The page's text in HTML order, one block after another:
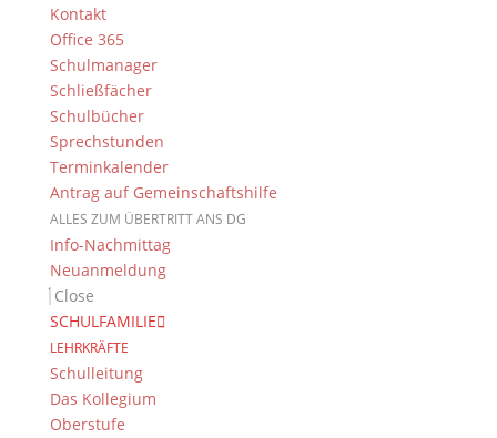
Kontakt
Office 365
Schulmanager
Schließfächer
Schulbücher
Sprechstunden
Terminkalender
Antrag auf Gemeinschaftshilfe
ALLES ZUM ÜBERTRITT ANS DG
Info-Nachmittag
Neuanmeldung
Close
SCHULFAMILIE
LEHRKRÄFTE
Schulleitung
Das Kollegium
Oberstufe